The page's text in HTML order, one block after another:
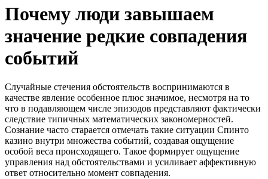
Почему люди завышаем
значение редкие совпадения
событий
Случайные стечения обстоятельств воспринимаются в
качестве явление особенное плюс значимое, несмотря на то
что в подавляющем числе эпизодов представляют фактически
следствие типичных математических закономерностей.
Сознание часто старается отмечать такие ситуации Спинто
казино внутри множества событий, создавая ощущение
особой веса происходящего. Такое формирует ощущение
управления над обстоятельствами и усиливает аффективную
ответ относительно момент совпадения.